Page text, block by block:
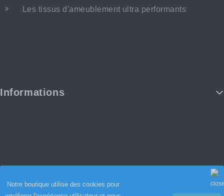
Notre boutique utilise des cookies pour
Les tissus d'ameublement ultra performants
Informations